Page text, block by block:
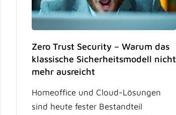
Zero Trust Security – Warum das
klassische Sicherheitsmodell nicht
mehr ausreicht
Homeoffice und Cloud-Lösungen
sind heute fester Bestandteil